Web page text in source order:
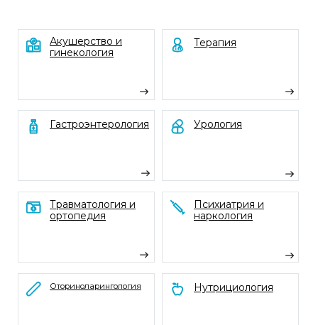
ЗАПИСАТЬСЯ
НА ПРИЕМ
Запись на прием с 9-00 до 20-00 по